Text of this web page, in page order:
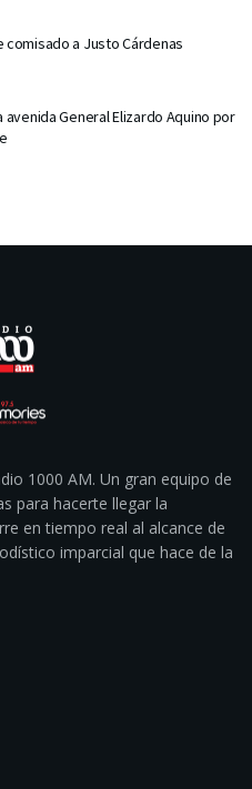
a Justo Cárdenas
General Elizardo Aquino por
1000 AM. Un gran equipo de
para hacerte llegar la
en tiempo real al alcance de
imparcial que hace de la